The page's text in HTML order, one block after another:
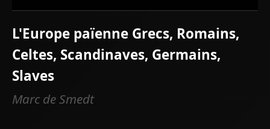
L'Europe païenne Grecs, Romains,
Celtes, Scandinaves, Germains,
Slaves
Marc de Smedt